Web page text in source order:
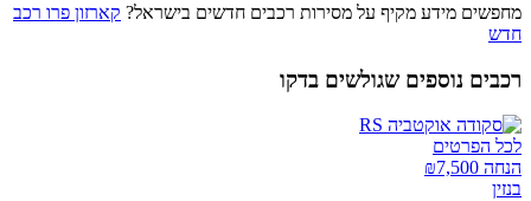
מחפשים מידע מקיף על מסירות רכבים חדשים בישראל? קארזון פרו רכב
חדש
רכבים נוספים שגולשים בדקו
לכל הפרטים
הנחה ₪ 7,500
בנזין